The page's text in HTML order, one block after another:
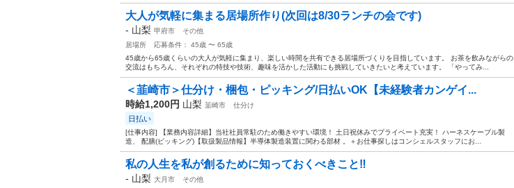
大人が気軽に集まる居場所作り(次回は8/30ランチの会です)
- 山梨 甲府市
その他
居場所
応募条件： 45歳 〜 65歳
45歳から65歳くらいの大人が気軽に集まり、楽しい時間を共有できる居場所づくりを目指しています。 お茶を飲みながらの
交流はもちろん、それぞれの特技や技術、趣味を活かした活動にも挑戦していきたいと考えています。 「やってみ...
＜韮崎市＞仕分け・梱包・ピッキング/日払いOK【未経験者カンゲイ...
時給1,200円 山梨 韮崎市 仕分け
日払い
[仕事内容] 【業務内容詳細】当社社員常駐のため働きやすい環境！ 土日祝休みでプライベート充実！ ハーネスケーブル製
造、 配膳(ピッキング)【取扱製品情報】半導体製造装置に関わる部材 。＋お仕事探しはコンシェルスタッフにお...
私の人生を私が創るために知っておくべきこと‼️
- 山梨 大月市
その他